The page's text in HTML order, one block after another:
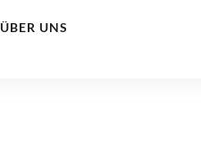
ÜBER UNS